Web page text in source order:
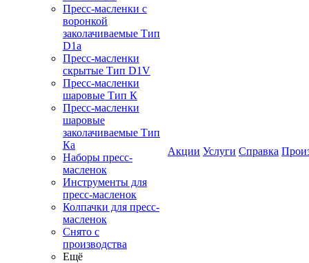
Пресс-масленки с
воронкой
заколачиваемые Тип
D1a
Пресс-масленки
скрытые Тип D1V
Пресс-масленки
шаровые Тип К
Пресс-масленки
шаровые
заколачиваемые Тип
Кa
Наборы пресс-
масленок
Инструменты для
пресс-масленок
Колпачки для пресс-
масленок
Снято с
производства
Ещё
Акции Услуги Справка